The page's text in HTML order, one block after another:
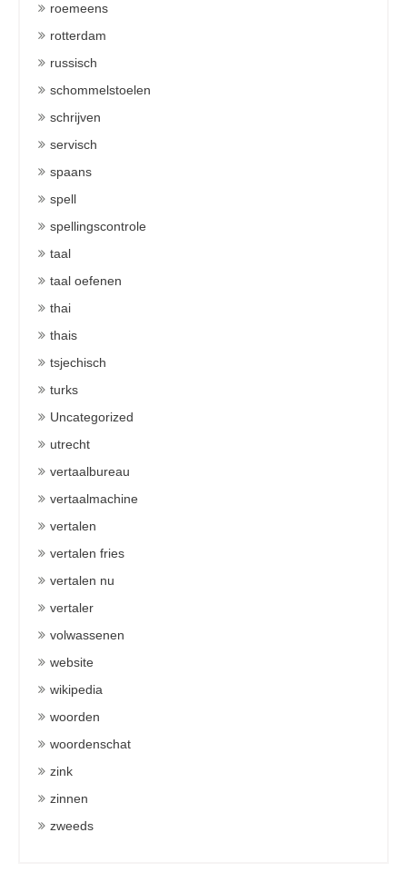
roemeens
rotterdam
russisch
schommelstoelen
schrijven
servisch
spaans
spell
spellingscontrole
taal
taal oefenen
thai
thais
tsjechisch
turks
Uncategorized
utrecht
vertaalbureau
vertaalmachine
vertalen
vertalen fries
vertalen nu
vertaler
volwassenen
website
wikipedia
woorden
woordenschat
zink
zinnen
zweeds